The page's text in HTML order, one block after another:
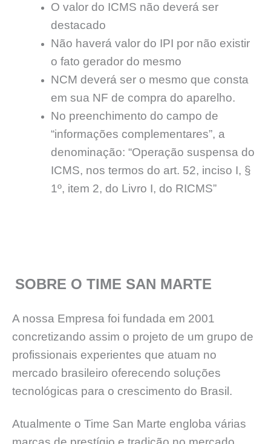
O valor do ICMS não deverá ser
destacado
Não haverá valor do IPI por não existir
o fato gerador do mesmo
NCM deverá ser o mesmo que consta
em sua NF de compra do aparelho.
No preenchimento do campo de
“informações complementares”, a
denominação: “Operação suspensa do
ICMS, nos termos do art. 52, inciso I, §
1º, item 2, do Livro I, do RICMS”
SOBRE O TIME SAN MARTE
A nossa Empresa foi fundada em 2001
concretizando assim o projeto de um grupo de
profissionais experientes que atuam no
mercado brasileiro oferecendo soluções
tecnológicas para o crescimento do Brasil.
Atualmente o Time San Marte engloba várias